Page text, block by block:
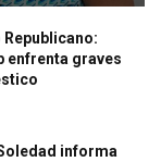
enfrenta graves
informa